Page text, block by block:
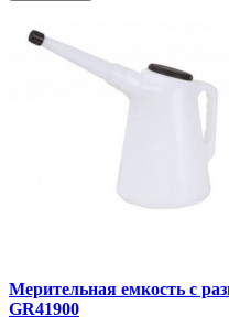
Мерительная емкость с
GR41900